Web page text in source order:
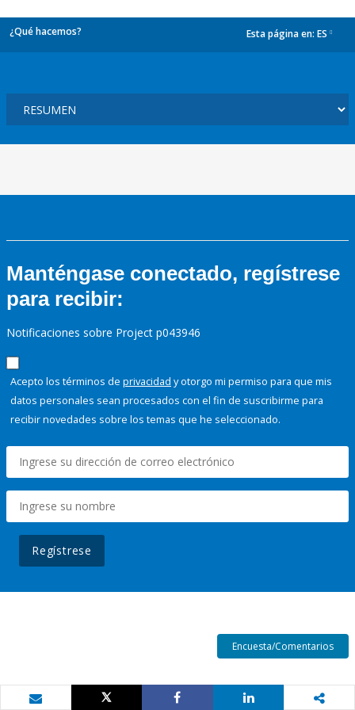
¿Qué hacemos? Esta página en: ES
Manténgase conectado, regístrese
para recibir:
Notificaciones sobre Project p043946
Acepto los términos de privacidad y otorgo mi permiso para que mis
datos personales sean procesados con el fin de suscribirme para
recibir novedades sobre los temas que he seleccionado.
Regístrese
Encuesta/Comentarios